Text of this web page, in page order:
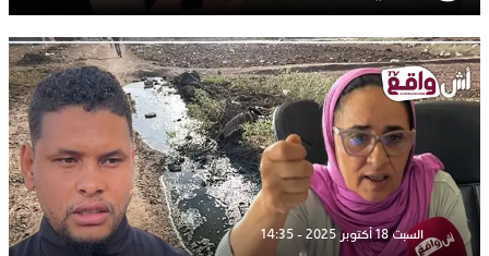
السبت 18 أكتوبر 2025 - 14:35